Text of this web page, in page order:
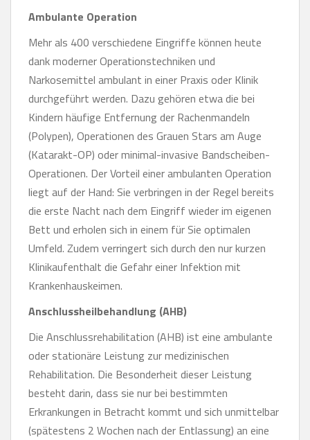
Ambulante Operation
Mehr als 400 verschiedene Eingriffe können heute
dank moderner Operationstechniken und
Narkosemittel ambulant in einer Praxis oder Klinik
durchgeführt werden. Dazu gehören etwa die bei
Kindern häufige Entfernung der Rachenmandeln
(Polypen), Operationen des Grauen Stars am Auge
(Katarakt-OP) oder minimal-invasive Bandscheiben-
Operationen. Der Vorteil einer ambulanten Operation
liegt auf der Hand: Sie verbringen in der Regel bereits
die erste Nacht nach dem Eingriff wieder im eigenen
Bett und erholen sich in einem für Sie optimalen
Umfeld. Zudem verringert sich durch den nur kurzen
Klinikaufenthalt die Gefahr einer Infektion mit
Krankenhauskeimen.
Anschlussheilbehandlung (AHB)
Die Anschlussrehabilitation (AHB) ist eine ambulante
oder stationäre Leistung zur medizinischen
Rehabilitation. Die Besonderheit dieser Leistung
besteht darin, dass sie nur bei bestimmten
Erkrankungen in Betracht kommt und sich unmittelbar
(spätestens 2 Wochen nach der Entlassung) an eine